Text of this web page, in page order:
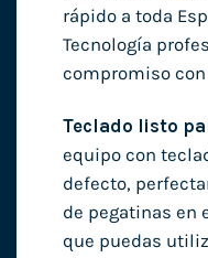
rápido a toda
Tecnología
compromiso
Teclado listo
equipo con
defecto,
de pegatinas en
que puedas